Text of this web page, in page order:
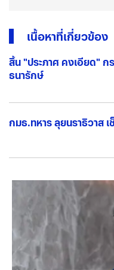
เนื้อหาที่เกี่ยวข้อง
สิ้น "ประภาศ คงเอียด"
ธนารักษ์
กมธ.ทหาร ลุยนราธิวาส